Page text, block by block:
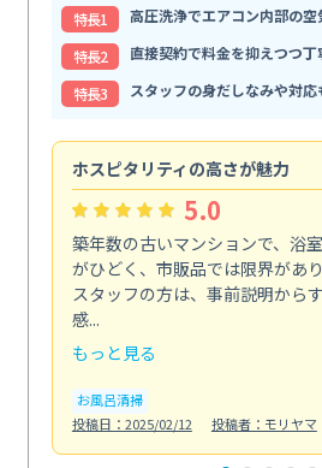
特⻑1
高圧洗浄でエアコン内部の
特⻑2
直接契約で料金を抑えつつ
特⻑3
スタッフの身だしなみや対
ホスピタリティの高さが魅力
5.0
築年数の古いマンションで、浴
がひどく、市販品では限界があ
スタッフの方は、事前説明から
感...
もっと見る
お風呂清掃
投稿日：2025/02/12
投稿者：モリヤマ